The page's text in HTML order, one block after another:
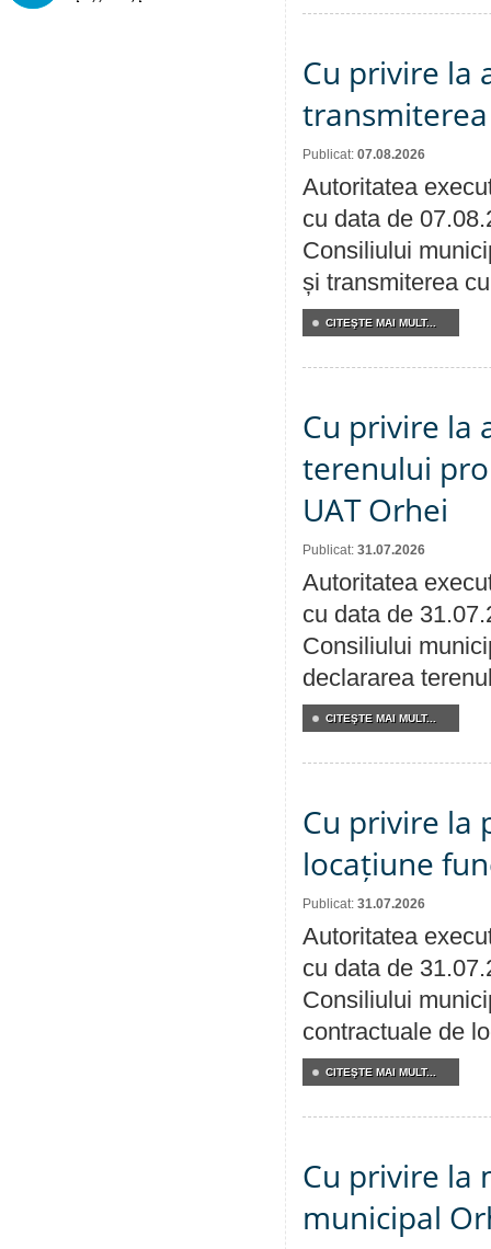
Cu privire la
Publicat: 07.08.2026
Autoritatea
cu data de
Consiliului
și transmiterea
CITEŞTE MAI MULT...
Cu privire la
terenului
UAT Orhei
Publicat: 31.07.2026
Autoritatea
cu data de
Consiliului
declararea
CITEŞTE MAI MULT...
Cu privire la
locațiune
Publicat: 31.07.2026
Autoritatea
cu data de
Consiliului
contractuale de
CITEŞTE MAI MULT...
Cu privire la
municipal